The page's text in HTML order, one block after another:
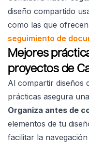
diseño compartido
como las que
seguimiento de
Mejores
proyectos de
Al compartir diseños
prácticas asegura
Organiza antes de
elementos de tu
facilitar la